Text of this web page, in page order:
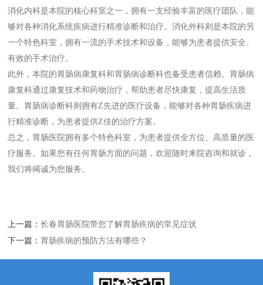
消化内科是本院的核心科室之一，拥有一支经验丰富的医疗团队，能
够对各种消化系统疾病进行精准诊断和治疗。消化外科则是本院的另
一个特色科室，拥有一流的手术技术和设备，能够为患者提供安全、
有效的手术治疗。
此外，本院的胃肠病康复科和胃肠病诊断科也备受患者信赖。胃肠病
康复科通过康复技术和药物治疗，帮助患者尽快康复，提高生活质
量。胃肠病诊断科则拥有Z先进的医疗设备，能够对各种胃肠疾病进
行精准诊断，为患者提供Z佳的治疗方案。
总之，胃肠医院拥有多个特色科室，为患者提供全方位、高质量的医
疗服务。如果您有任何胃肠方面的问题，欢迎随时来院咨询和就诊，
我们将竭诚为您服务。
上一篇：长春胃肠医院带您了解胃肠疾病的常见症状
下一篇： 胃肠疾病的预防方法有哪些？